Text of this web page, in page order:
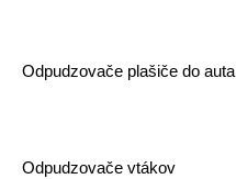
Odpudzovače plašiče do auta
Odpudzovače vtákov